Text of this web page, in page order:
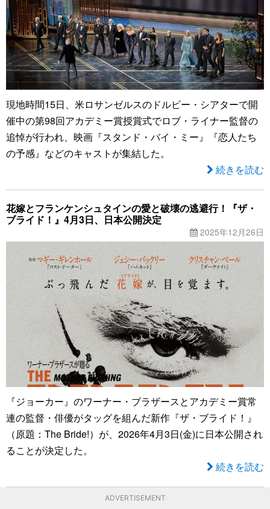
現地時間15日、米ロサンゼルスのドルビー・シアターで開
催中の第98回アカデミー賞授賞式でロブ・ライナー監督の
追悼が行われ、映画『スタンド・バイ・ミー』『恋人たち
の予感』などのキャストが集結した。
続きを読む
花嫁とフランケンシュタインの愛と破壊の逃避行！『ザ・
ブライド！』4月3日、日本公開決定
2025年12月26日
『ジョーカー』のワーナー・ブラザースとアカデミー賞常
連の監督・俳優がタッグを組んだ新作『ザ・ブライド！』
（原題：The Bride!）が、2026年4月3日(金)に日本公開され
ることが決定した。
続きを読む
ADVERTISEMENT